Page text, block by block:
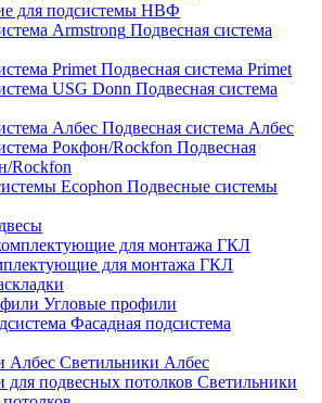
для подсистемы НВФ
Подвесная система
Подвесная система Primet
Подвесная система
Подвесная система Албес
Подвесная
Rockfon
Подвесные системы
для монтажа ГКЛ
Угловые профили
Фасадная подсистема
Светильники Албес
Светильники